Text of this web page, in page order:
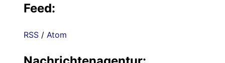
Feed:
RSS / Atom